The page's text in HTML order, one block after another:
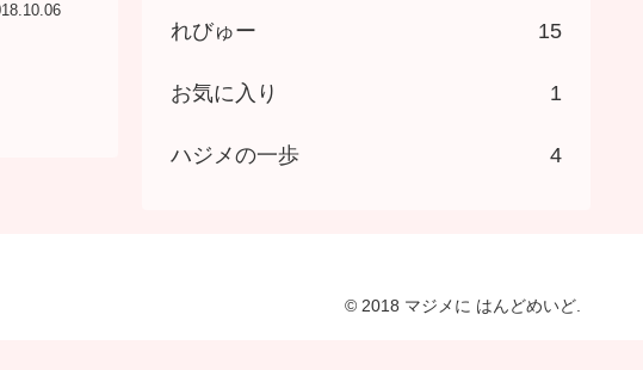
れびゅー 15
お気に入り 1
ハジメの一歩 4
© 2018 マジメに はんどめいど.